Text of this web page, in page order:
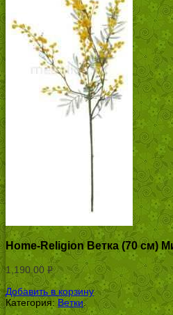
Home-Religion Ветка (70 см)
1,190.00 Р
УБ.
Добавить в корзину
Категория: Ветки.